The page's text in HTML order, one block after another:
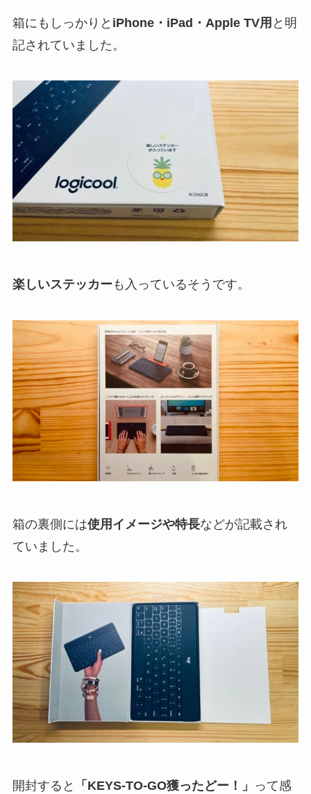
箱にもしっかりと iPhone・iPad・Apple TV用 と明
記されていました。
楽しいステッカー も入っているそうです。
箱の裏側には使用イメージや特長などが記載され
ていました。
開封すると 「KEYS-TO-GO獲ったどー！」 って感